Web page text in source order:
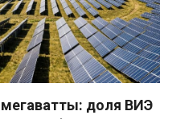
доля ВИЭ